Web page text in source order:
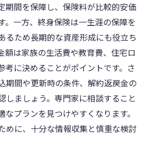
期間を保障し、保険料が比較的安価
。一方、終身保険は一生涯の保障を
るため長期的な資産形成にも役立ち
額は家族の生活費や教育費、住宅ロ
考に決めることがポイントです。さ
期間や更新時の条件、解約返戻金の
しましょう。専門家に相談すること
なプランを見つけやすくなります。
めに、十分な情報収集と慎重な検討